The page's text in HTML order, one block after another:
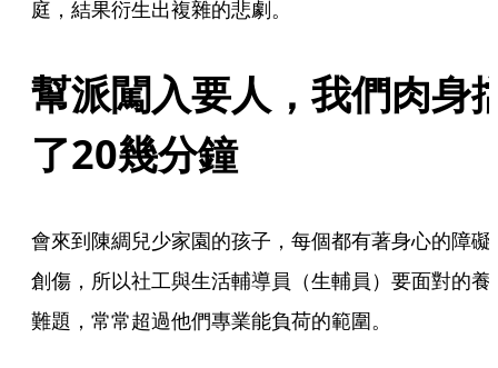
庭，結果衍生出複雜的悲劇。
幫派闖入要人，我們肉身
了20幾分鐘
會來到陳綢兒少家園的孩子，每個都有著身心的障礙
創傷，所以社工與生活輔導員（生輔員）要面對的養
難題，常常超過他們專業能負荷的範圍。